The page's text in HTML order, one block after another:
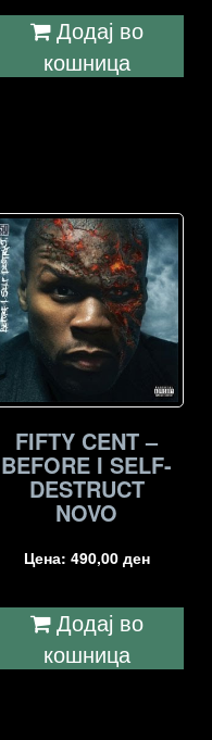
Додај во
кошница
FIFTY CENT –
BEFORE I SELF-
DESTRUCT
NOVO
Цена: 490,00 ден
Додај во
кошница